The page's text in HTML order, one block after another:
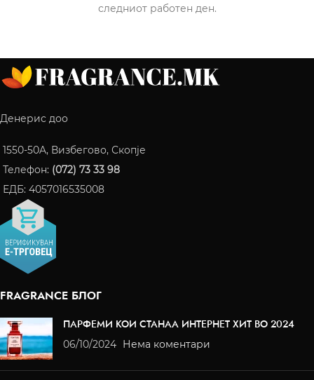
следниот работен ден.
Денерис доо
1550-50A, Визбегово, Скопје
Телефон: (072) 73 33 98
ЕДБ: 4057016535008
FRAGRANCE БЛОГ
ПАРФЕМИ КОИ СТАНАА ИНТЕРНЕТ ХИТ ВО 2024
06/10/2024 Нема коментари